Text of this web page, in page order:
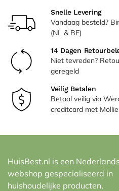
Snelle Levering
Vandaag besteld?
(NL & BE)
14 Dagen
Niet tevreden?
geregeld
Veilig Betalen
Betaal veilig via
creditcard met Mollie
HuisBest.nl is een
webshop gespecialiseerd in
huishoudelijke producten,